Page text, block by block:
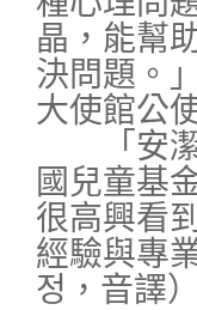
晶，能幫
決問題。
大使館公
「安潔
國兒童基
很高興看
經驗與專
정，音譯